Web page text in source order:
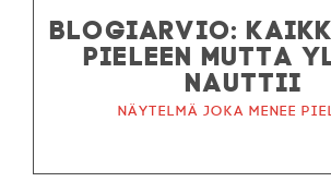
BLOGIARVIO:
PIELEEN MUTTA
NAUTTII
Näytelmä joka menee